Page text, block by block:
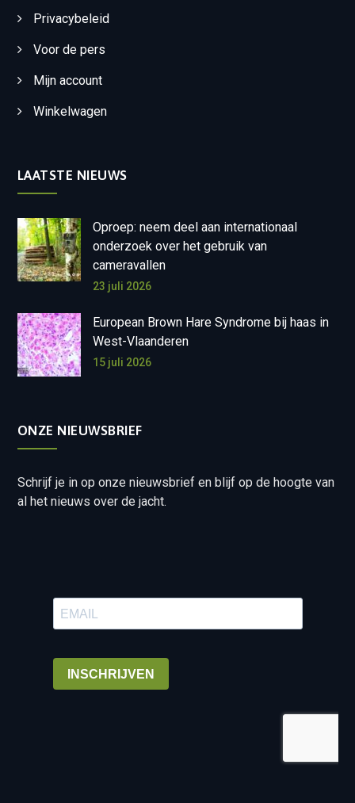
Privacybeleid
Voor de pers
Mijn account
Winkelwagen
LAATSTE NIEUWS
Oproep: neem deel aan internationaal
onderzoek over het gebruik van
cameravallen
23 juli 2026
European Brown Hare Syndrome bij haas in
West-Vlaanderen
15 juli 2026
ONZE NIEUWSBRIEF
Schrijf je in op onze nieuwsbrief en blijf op de hoogte van
al het nieuws over de jacht.